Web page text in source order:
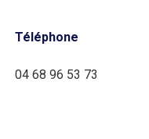
Téléphone
04 68 96 53 73